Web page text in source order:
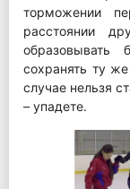
торможении
расстоянии
сохранять ту
случае нельзя
– упадете.